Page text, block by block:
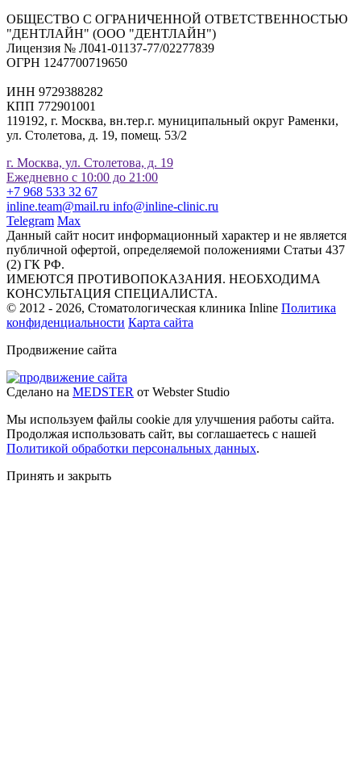
ОБЩЕСТВО С ОГРАНИЧЕННОЙ ОТВЕТСТВЕННОСТЬЮ
"ДЕНТЛАЙН" (ООО "ДЕНТЛАЙН")
Лицензия № Л041-01137-77/02277839
ОГРН 1247700719650
ИНН 9729388282
КПП 772901001
119192, г. Москва, вн.тер.г. муниципальный округ Раменки,
ул. Столетова, д. 19, помещ. 53/2
г. Москва, ул. Столетова, д. 19
Ежедневно с 10:00 до 21:00
+7 968 533 32 67
inline.team@mail.ru info@inline-clinic.ru
Telegram Max
Данный сайт носит информационный характер и не является
публичной офертой, определяемой положениями Статьи 437
(2) ГК РФ.
ИМЕЮТСЯ ПРОТИВОПОКАЗАНИЯ. НЕОБХОДИМА
КОНСУЛЬТАЦИЯ СПЕЦИАЛИСТА.
© 2012 - 2026, Стоматологическая клиника Inline Политика
конфиденциальности Карта сайта
Продвижение сайта
Сделано на MEDSTER от Webster Studio
Мы используем файлы cookie для улучшения работы сайта.
Продолжая использовать сайт, вы соглашаетесь с нашей
Политикой обработки персональных данных.
Принять и закрыть